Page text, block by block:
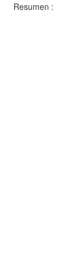
Resumen :